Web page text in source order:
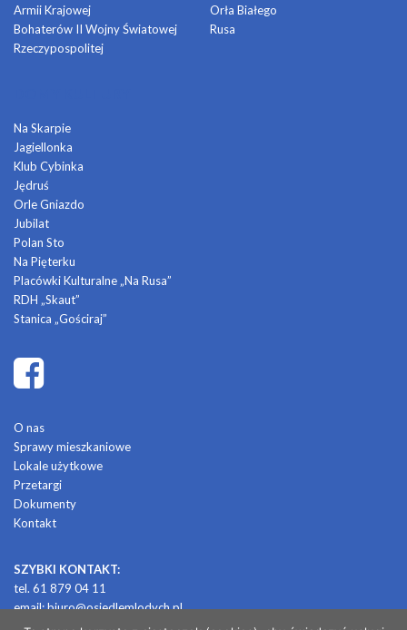
Armii Krajowej
Bohaterów II Wojny Światowej
Rzeczypospolitej
Orła Białego
Rusa
Na Skarpie
Jagiellonka
Klub Cybinka
Jędruś
Orle Gniazdo
Jubilat
Polan Sto
Na Pięterku
Placówki Kulturalne „Na Rusa”
RDH „Skaut”
Stanica „Gościraj”
O nas
Sprawy mieszkaniowe
Lokale użytkowe
Przetargi
Dokumenty
Kontakt
SZYBKI KONTAKT:
tel. 61 879 04 11
email:biuro@osiedlemlodych.pl